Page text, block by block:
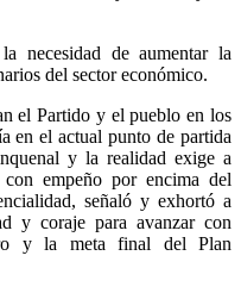
necesidad de aumentar la
del sector económico.
el Partido y el pueblo en los
en el actual punto de partida
y la realidad exige a
empeño por encima del
señaló y exhortó a
y coraje para avanzar con
y la meta final del Plan